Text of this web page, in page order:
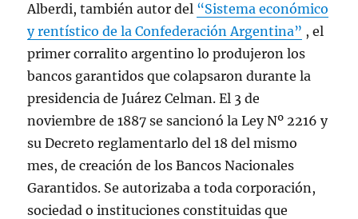
Alberdi, también autor del “Sistema económico
y rentístico de la Confederación Argentina” , el
primer corralito argentino lo produjeron los
bancos garantidos que colapsaron durante la
presidencia de Juárez Celman. El 3 de
noviembre de 1887 se sancionó la Ley Nº 2216 y
su Decreto reglamentarlo del 18 del mismo
mes, de creación de los Bancos Nacionales
Garantidos. Se autorizaba a toda corporación,
sociedad o instituciones constituidas que